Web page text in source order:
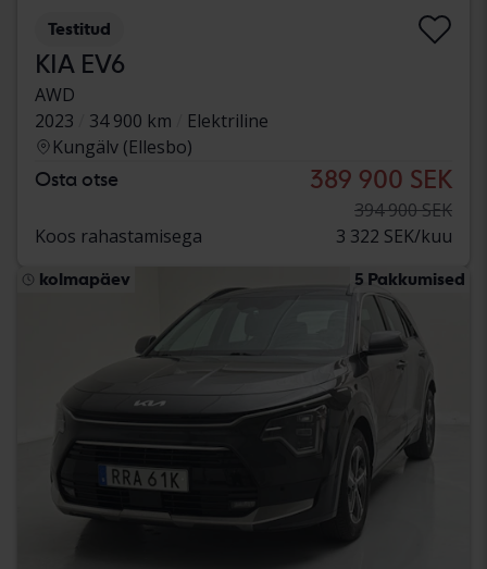
Testitud
KIA EV6
AWD
2023
34 900 km
Elektriline
Kungälv (Ellesbo)
Osta otse 389 900 SEK
394 900 SEK
Koos rahastamisega
3 322 SEK/kuu
kolmapäev 5 Pakkumised